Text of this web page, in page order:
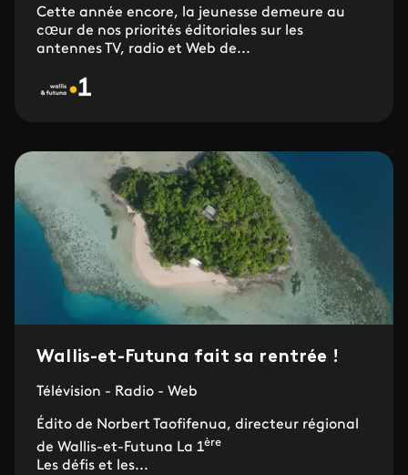
Cette année encore, la jeunesse demeure au
cœur de nos priorités éditoriales sur les
antennes TV, radio et Web de...
Wallis-et-Futuna fait sa rentrée !
Télévision - Radio - Web
Édito de Norbert Taofifenua, directeur régional
de Wallis-et-Futuna La 1ère
Les défis et les...